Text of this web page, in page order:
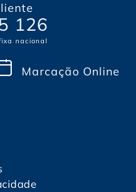
126
nacional
Marcação Online